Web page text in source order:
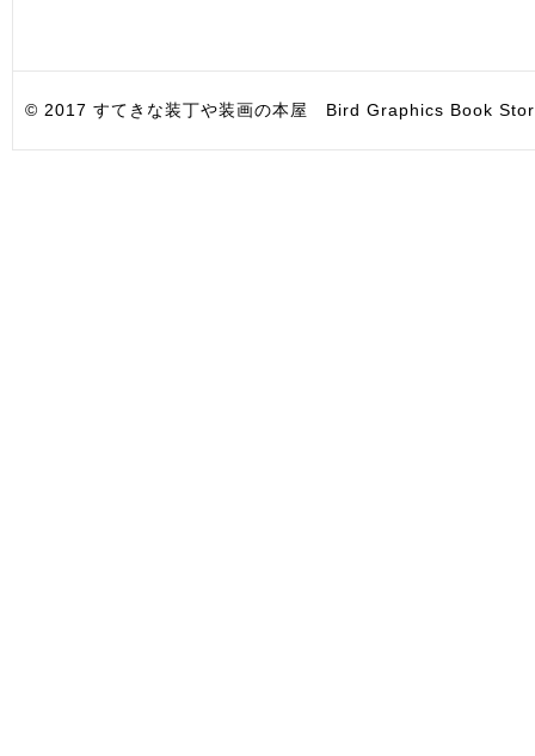
© 2017 すてきな装丁や装画の本屋 Bird Graphics Book